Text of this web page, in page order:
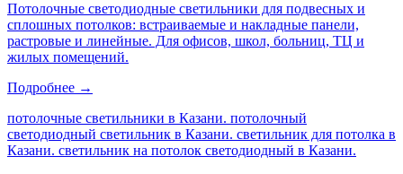
Потолочные светодиодные светильники для подвесных и
сплошных потолков: встраиваемые и накладные панели,
растровые и линейные. Для офисов, школ, больниц, ТЦ и
жилых помещений.
Подробнее →
потолочные светильники в Казани. потолочный
светодиодный светильник в Казани. светильник для потолка в
Казани. светильник на потолок светодиодный в Казани.